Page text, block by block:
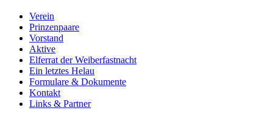
Verein
Prinzenpaare
Vorstand
Aktive
Elferrat der Weiberfastnacht
Ein letztes Helau
Formulare & Dokumente
Kontakt
Links & Partner